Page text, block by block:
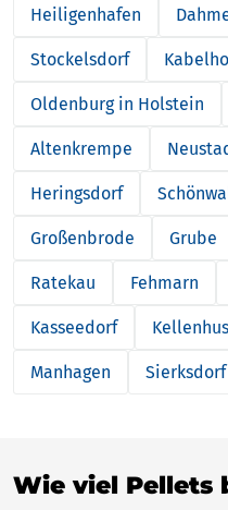
Heiligenhafen
Stockelsdorf
Oldenburg in Holstein
Altenkrempe
Heringsdorf
Großenbrode Grube
Ratekau Fehmarn
Kasseedorf
Manhagen Sierksdorf
Wie viel Pellets